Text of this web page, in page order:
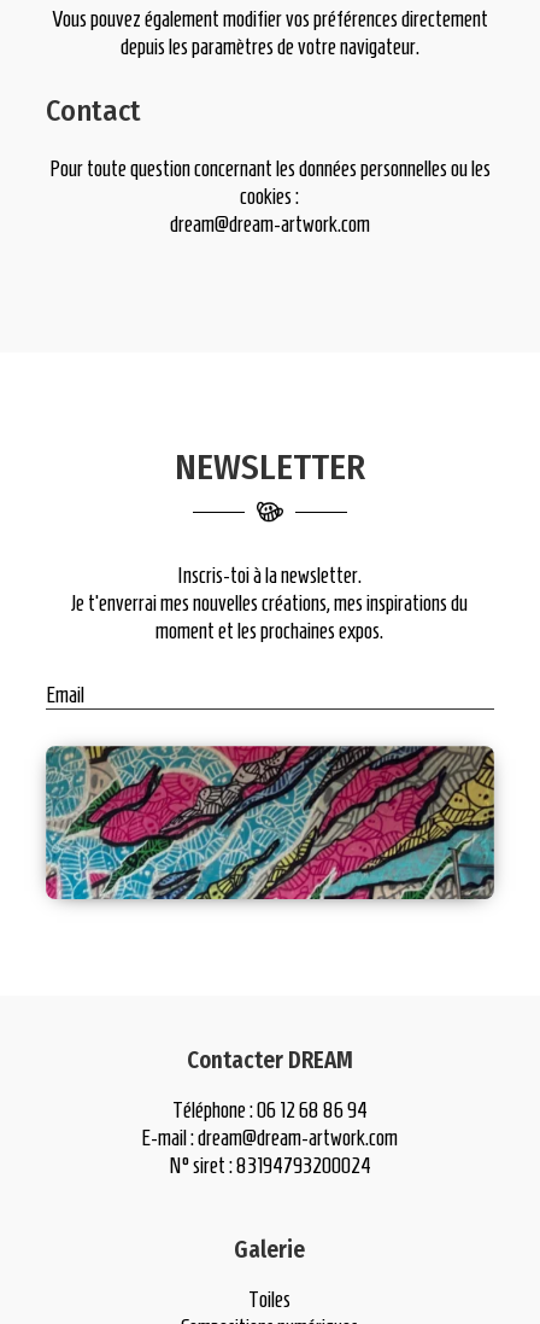
Vous pouvez également modifier vos préférences directement
depuis les paramètres de votre navigateur.
Contact
Pour toute question concernant les données personnelles ou les
cookies :
dream@dream-artwork.com
NEWSLETTER
Inscris-toi à la newsletter.
Je t’enverrai mes nouvelles créations, mes inspirations du
moment et les prochaines expos.
Email
Contacter DREAM
Téléphone : 06 12 68 86 94
E-mail :dream@dream-artwork.com
N° siret : 83194793200024
Galerie
Toiles